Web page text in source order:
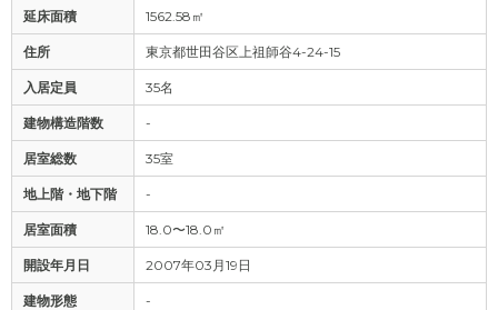
延床面積 1562.58㎡
住所 東京都世田谷区上祖師谷4-24-15
入居定員 35名
建物構造階数 -
居室総数 35室
地上階・地下階 -
居室面積 18.0〜18.0㎡
開設年月日 2007年03月19日
建物形態 -